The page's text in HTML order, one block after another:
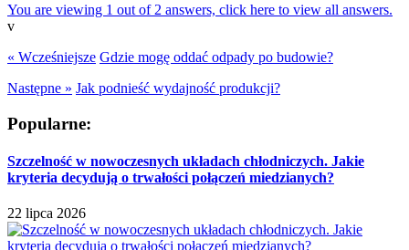
You are viewing 1 out of 2 answers, click here to view all answers.
v
« Wcześniejsze Gdzie mogę oddać odpady po budowie?
Następne » Jak podnieść wydajność produkcji?
Popularne:
Szczelność w nowoczesnych układach chłodniczych. Jakie
kryteria decydują o trwałości połączeń miedzianych?
22 lipca 2026